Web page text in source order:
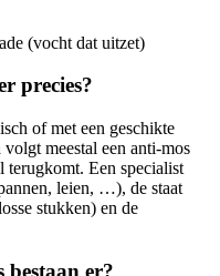
(vocht dat uitzet)
precies?
of met een geschikte
meestal een anti-mos
terugkomt. Een specialist
leien, …), de staat
stukken) en de
bestaan er?